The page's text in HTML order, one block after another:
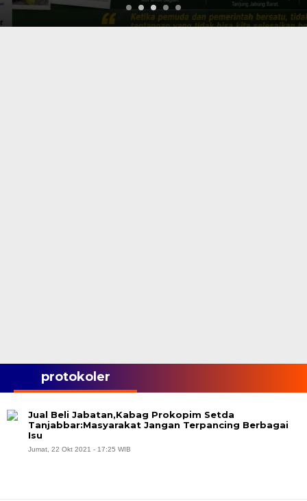
protokoler
Jual Beli Jabatan,Kabag Prokopim Setda
Tanjabbar:Masyarakat Jangan Terpancing Berbagai
Isu
Jumat, 22 Okt 2021 - 17:25 WIB